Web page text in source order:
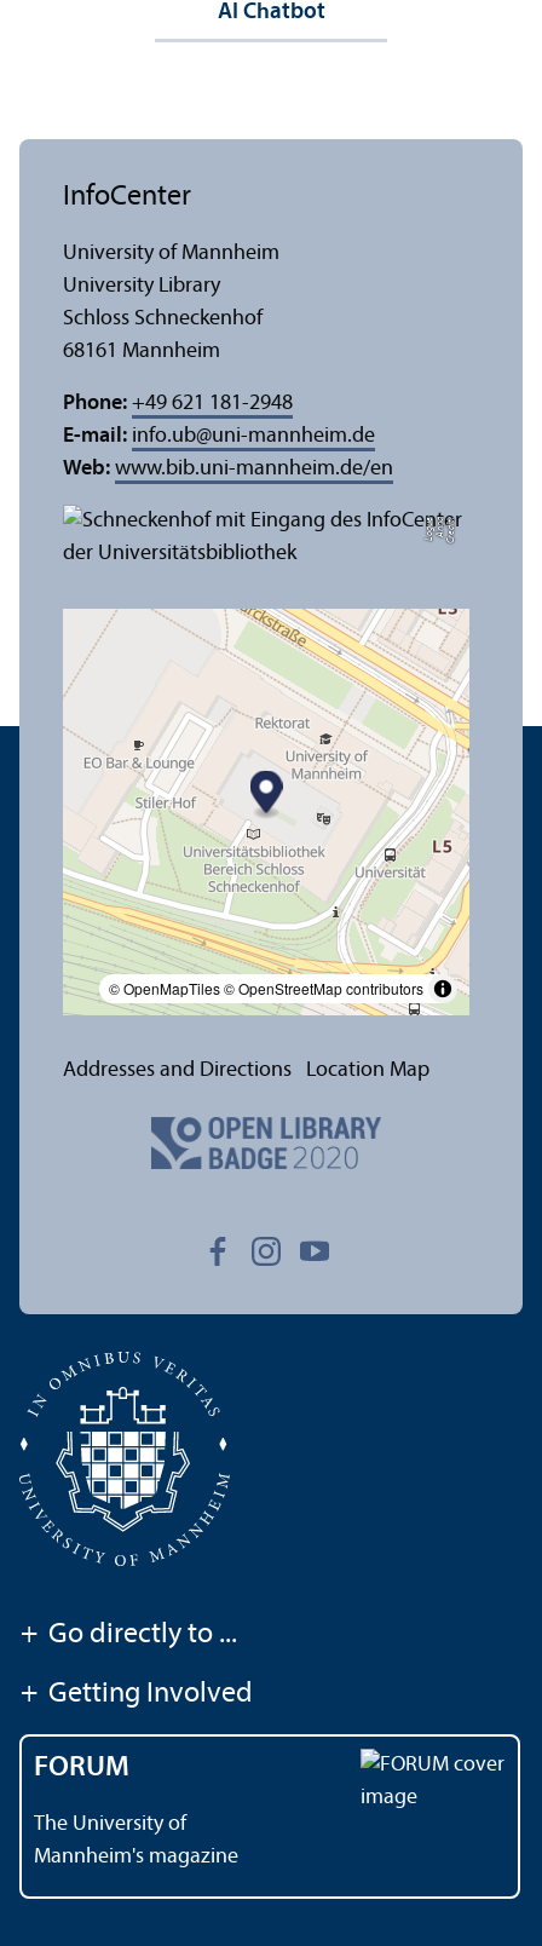
AI Chatbot
C
r
e
di
t:
A
n
n
a
L
o
g
u
e
© OpenMapTiles© OpenStreetMap contributors
InfoCenter
University of Mannheim
University Library
Schloss Schneckenhof
68161 Mannheim
Phone: +49 621 181-2948
E-mail: info.ub@uni-mannheim.de
Web: www.bib.uni-mannheim.de/en
Addresses and Directions Location Map
+ Go directly to ...
+ Getting Involved
FORUM
The University of
Mannheim's magazine